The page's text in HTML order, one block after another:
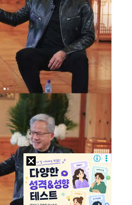
'서명관·야고 연속골' 울산, 동해안 더비서 포항 제압…